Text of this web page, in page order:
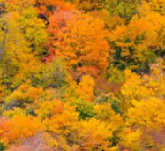
結果を確認することができ